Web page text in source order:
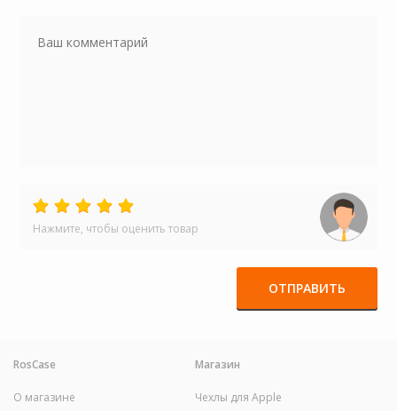
Нажмите, чтобы оценить товар
ОТПРАВИТЬ
RosCase
О магазине
Магазин
Чехлы для Apple